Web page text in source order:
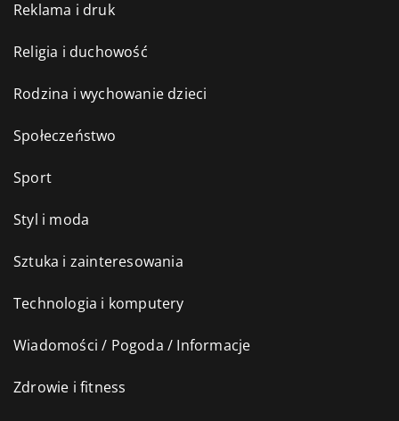
Reklama i druk
Religia i duchowość
Rodzina i wychowanie dzieci
Społeczeństwo
Sport
Styl i moda
Sztuka i zainteresowania
Technologia i komputery
Wiadomości / Pogoda / Informacje
Zdrowie i fitness